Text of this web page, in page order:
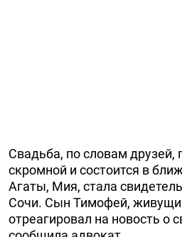
Свадьба, по словам друзей,
скромной и состоится в
Агаты, Мия, стала
Сочи. Сын Тимофей,
отреагировал на новость о